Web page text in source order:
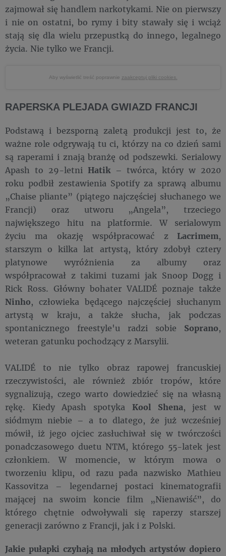
zajmował się handlem narkotykami. Nie on pierwszy
i nie on ostatni, bo rymy i bity stawały się i wciąż
stają się dla wielu przepustką do innego, legalnego
życia. Nie tylko we Francji.
Aby wyświetlić treść poprawnie zaakceptuj pliki cookies.
RAPERSKA PLEJADA GWIAZD FRANCJI
Podstawą i bezsporną zaletą produkcji jest to, że
ważne role odgrywają tu ci, którzy na co dzień sami
są raperami i znają branżę od podszewki. Serialowy
Apash to 29-letni Hatik– twórca, który w 2020
roku podbił zestawienia Spotify za sprawą albumu
„Chaise pliante” (piątego najczęściej słuchanego we
Francji) oraz utworu „Angela”, trzeciego
największego hitu na platformie. W serialowym
życiu ma okazję współpracować z Lacrimem,
starszym o kilka lat artystą, który zdobył cztery
platynowe wyróżnienia za albumy oraz
współpracował z takimi tuzami jak Snoop Dogg i
Rick Ross. Główny bohater VALIDÉ poznaje także
Ninho, człowieka będącego najczęściej słuchanym
artystą w kraju, a także słucha, jak podczas
spontanicznego freestyle'u radzi sobie Soprano,
weteran gatunku pochodzący z Marsylii.
VALIDÉ to nie tylko obraz rapowej francuskiej
rzeczywistości, ale również zbiór tropów, które
sygnalizują, czego warto dowiedzieć się na własną
rękę. Kiedy Apash spotyka Kool Shena, jest w
siódmym niebie – a to dlatego, że już wcześniej
mówił, iż jego ojciec zasłuchiwał się w twórczości
ponadczasowego duetu NTM, którego 55-latek jest
członkiem. W momencie, w którym mowa o
tworzeniu klipu, od razu pada nazwisko Mathieu
Kassovitza – legendarnej postaci kinematografii
mającej na swoim koncie film „Nienawiść”, do
którego chętnie odwoływali się raperzy starszej
generacji zarówno z Francji, jak i z Polski.
Jakie pułapki czyhają na młodych artystów dopiero